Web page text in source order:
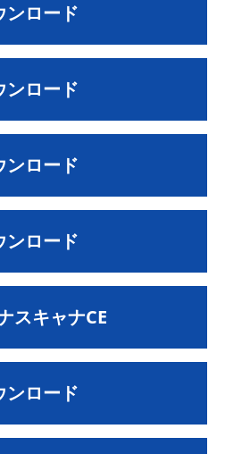
ンロード
ンロード
ンロード
ンロード
スキャナCE
ンロード